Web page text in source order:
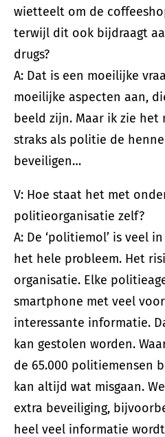
wietteelt om de
terwijl dit ook bijdraagt
drugs?
A: Dat is een moeilijke
moeilijke aspecten aan,
beeld zijn. Maar ik zie
straks als politie de
beveiligen…
V: Hoe staat het met
politieorganisatie zelf?
A: De ‘politiemol’ is veel
het hele probleem. Het
organisatie. Elke
smartphone met veel
interessante informatie.
kan gestolen worden.
de 65.000 politiemensen
kan altijd wat misgaan.
extra beveiliging,
heel veel informatie